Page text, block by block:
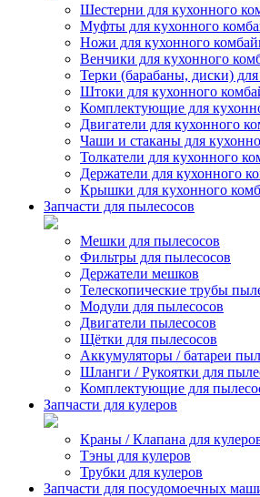
Шестерни для кухонного
Муфты для кухонного
Ножи для кухонного
Венчики для кухонного
Терки (барабаны, диски)
Штоки для кухонного
Комплектующие для
Двигатели для кухонного
Чаши и стаканы для
Толкатели для кухонного
Держатели для кухонного
Крышки для кухонного
Запчасти для пылесосов
Мешки для пылесосов
Фильтры для пылесосов
Держатели мешков
Телескопические трубы
Модули для пылесосов
Двигатели пылесосов
Щётки для пылесосов
Аккумуляторы / батареи
Шланги / Рукоятки для
Комплектующие для
Запчасти для кулеров
Краны / Клапана для
Тэны для кулеров
Трубки для кулеров
Запчасти для посудомоечных